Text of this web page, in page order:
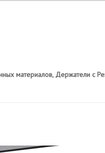
материалов, Держатели с